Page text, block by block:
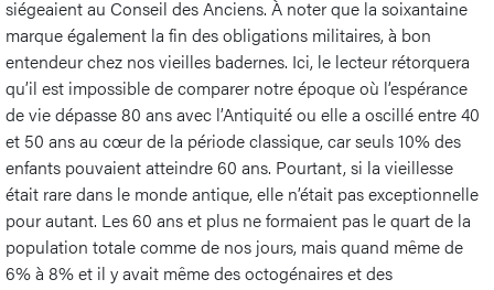
siégeaient au Conseil des Anciens. À noter que la soixantaine
marque également la fin des obligations militaires, à bon
entendeur chez nos vieilles badernes. Ici, le lecteur rétorquera
qu’il est impossible de comparer notre époque où l’espérance
de vie dépasse 80 ans avec l’Antiquité ou elle a oscillé entre 40
et 50 ans au cœur de la période classique, car seuls 10% des
enfants pouvaient atteindre 60 ans. Pourtant, si la vieillesse
était rare dans le monde antique, elle n’était pas exceptionnelle
pour autant. Les 60 ans et plus ne formaient pas le quart de la
population totale comme de nos jours, mais quand même de
6% à 8% et il y avait même des octogénaires et des